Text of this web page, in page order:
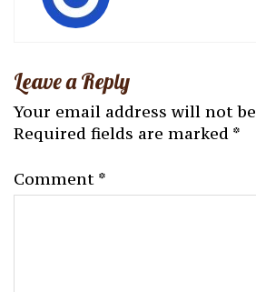
Leave a Reply
Your email address will not
Required fields are marked *
Comment *